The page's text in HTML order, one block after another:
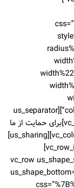
color%22%3A%22%23e8e8e8%22%7D%7D”][us_separator
برای حمایت از ما
[/vc_column_text][us_sharing]
[/us_hwrapper][/vc_column_inner][/vc_row_inner]
[/vc_column][/